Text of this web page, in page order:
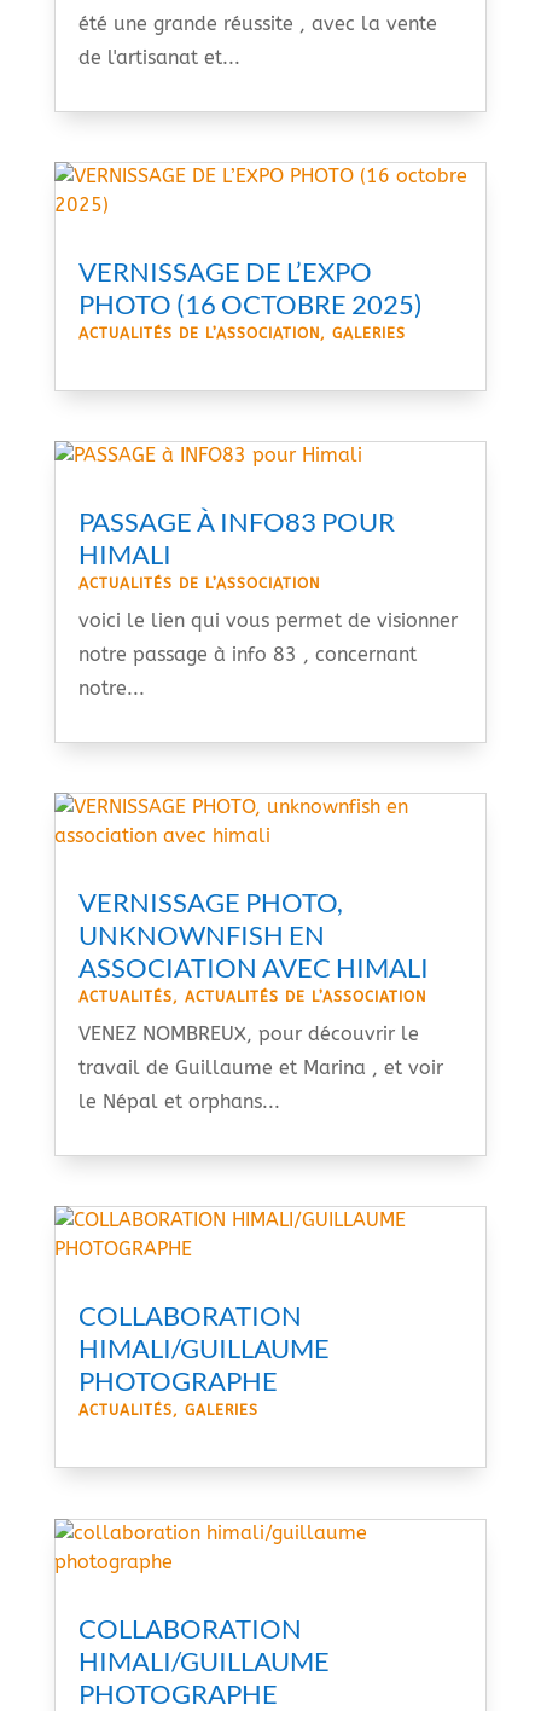
été une grande réussite , avec la vente
de l'artisanat et...
VERNISSAGE DE L’EXPO
PHOTO (16 OCTOBRE 2025)
ACTUALITÉS DE L’ASSOCIATION, GALERIES
PASSAGE À INFO83 POUR
HIMALI
ACTUALITÉS DE L’ASSOCIATION
voici le lien qui vous permet de visionner
notre passage à info 83 , concernant
notre...
VERNISSAGE PHOTO,
UNKNOWNFISH EN
ASSOCIATION AVEC HIMALI
ACTUALITÉS, ACTUALITÉS DE L’ASSOCIATION
VENEZ NOMBREUX, pour découvrir le
travail de Guillaume et Marina , et voir
le Népal et orphans...
COLLABORATION
HIMALI/GUILLAUME
PHOTOGRAPHE
ACTUALITÉS, GALERIES
COLLABORATION
HIMALI/GUILLAUME
PHOTOGRAPHE